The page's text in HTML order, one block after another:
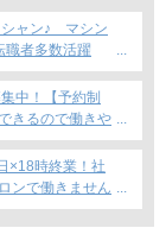
ャン♪ マシン
者多数活躍
中！【予約制
きるので働きや
すめ◎
×18時終業！社
ンで働きません